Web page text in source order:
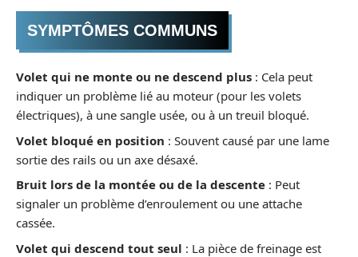
SYMPTÔMES COMMUNS
Volet qui ne monte ou ne descend plus : Cela peut
indiquer un problème lié au moteur (pour les volets
électriques), à une sangle usée, ou à un treuil bloqué.
Volet bloqué en position : Souvent causé par une lame
sortie des rails ou un axe désaxé.
Bruit lors de la montée ou de la descente : Peut
signaler un problème d’enroulement ou une attache
cassée.
Volet qui descend tout seul : La pièce de freinage est